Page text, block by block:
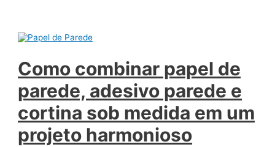
por
que
é
uma
escolha
durável
e
sofisticada
Como combinar papel de
parede, adesivo parede e
cortina sob medida em um
projeto harmonioso